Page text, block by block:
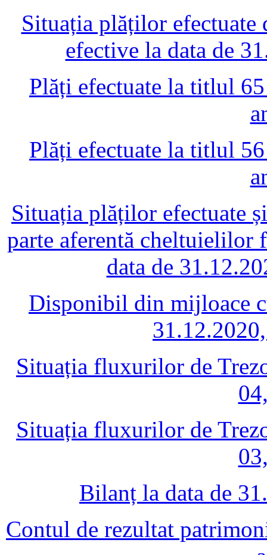
Situația plăților efectuate
efective la data de
Plăți efectuate la titlul
Plăți efectuate la titlul
Situația plăților efectuate
parte aferentă cheltuielilor
data de
Disponibil din mijloace
Situația fluxurilor de
Situația fluxurilor de
Bilanț la data de
Contul de rezultat